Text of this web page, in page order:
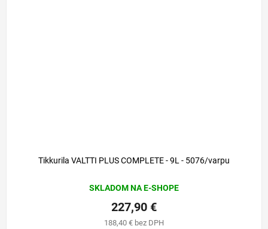
Tikkurila VALTTI PLUS COMPLETE - 9L - 5076/varpu
SKLADOM NA E-SHOPE
188,40 € bez DPH
227,90 €